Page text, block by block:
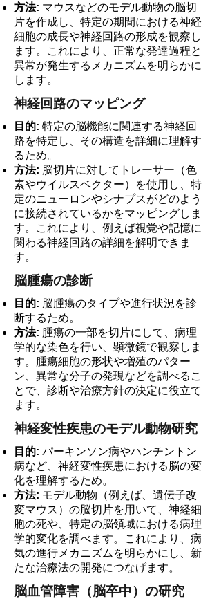
方法: マウスなどのモデル動物の脳切
片を作成し、特定の期間における神経
細胞の成長や神経回路の形成を観察し
ます。これにより、正常な発達過程と
異常が発生するメカニズムを明らかに
します。
神経回路のマッピング
目的: 特定の脳機能に関連する神経回
路を特定し、その構造を詳細に理解す
るため。
方法: 脳切片に対してトレーサー（色
素やウイルスベクター）を使用し、特
定のニューロンやシナプスがどのよう
に接続されているかをマッピングしま
す。これにより、例えば視覚や記憶に
関わる神経回路の詳細を解明できま
す。
脳腫瘍の診断
目的: 脳腫瘍のタイプや進行状況を診
断するため。
方法: 腫瘍の一部を切片にして、病理
学的な染色を行い、顕微鏡で観察しま
す。腫瘍細胞の形状や増殖のパター
ン、異常な分子の発現などを調べるこ
とで、診断や治療方針の決定に役立て
ます。
神経変性疾患のモデル動物研究
目的: パーキンソン病やハンチントン
病など、神経変性疾患における脳の変
化を理解するため。
方法: モデル動物（例えば、遺伝子改
変マウス）の脳切片を用いて、神経細
胞の死や、特定の脳領域における病理
学的変化を調べます。これにより、病
気の進行メカニズムを明らかにし、新
たな治療法の開発につなげます。
脳血管障害（脳卒中）の研究